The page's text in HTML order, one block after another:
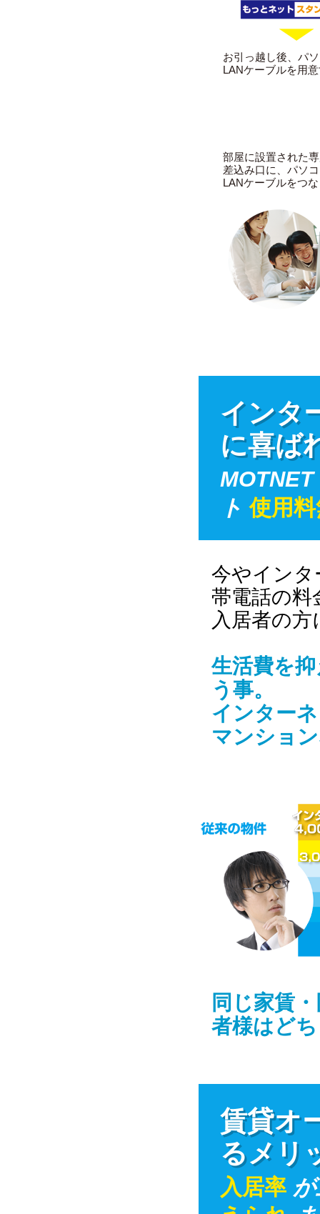
お引っ越し後、パ
LANケーブルを用
部屋に設置された
差込み口に、パソ
LANケーブルをつ
インタ
に喜ば
MOTNET
ト 使用
今やインタ
帯電話の料
入居者の
生活費を
う事。
インター
マンショ
同じ家賃
者様はど
賃貸オ
るメリ
入居率